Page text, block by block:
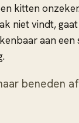
kitten
niet vindt,
aan een
beneden